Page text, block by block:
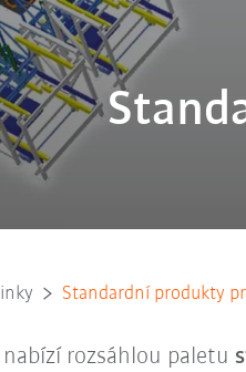
Standardní produkty
nabízí rozsáhlou paletu